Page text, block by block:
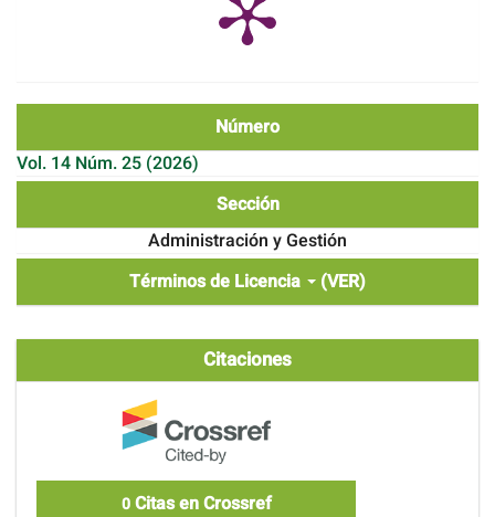
Número
Vol. 14 Núm. 25 (2026)
Sección
Administración y Gestión
Términos de Licencia
(VER)
Citaciones
0Citas en Crossref